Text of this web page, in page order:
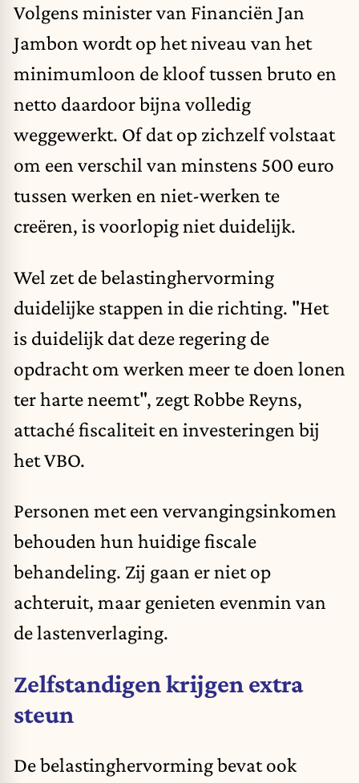
Volgens minister van Financiën Jan
Jambon wordt op het niveau van het
minimumloon de kloof tussen bruto en
netto daardoor bijna volledig
weggewerkt. Of dat op zichzelf volstaat
om een verschil van minstens 500 euro
tussen werken en niet-werken te
creëren, is voorlopig niet duidelijk.
Wel zet de belastinghervorming
duidelijke stappen in die richting. "Het
is duidelijk dat deze regering de
opdracht om werken meer te doen lonen
ter harte neemt", zegt Robbe Reyns,
attaché fiscaliteit en investeringen bij
het VBO.
Personen met een vervangingsinkomen
behouden hun huidige fiscale
behandeling. Zij gaan er niet op
achteruit, maar genieten evenmin van
de lastenverlaging.
Zelfstandigen krijgen extra
steun
De belastinghervorming bevat ook